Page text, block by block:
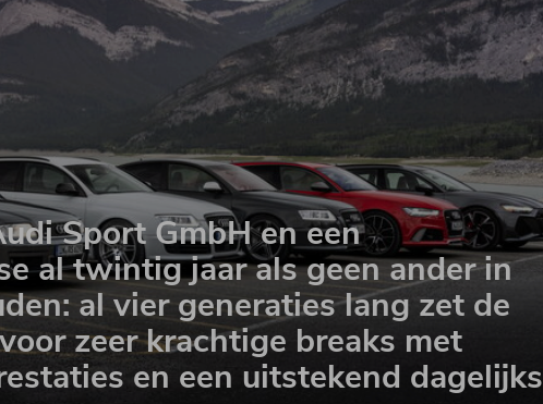
Sport GmbH en een
al twintig jaar als geen ander in
al vier generaties lang zet de
zeer krachtige breaks met
en een uitstekend dagelijks